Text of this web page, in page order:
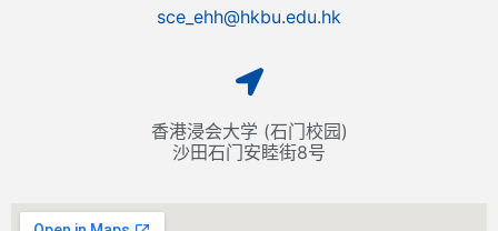
sce_ehh@hkbu.edu.hk
香港浸会大学 (石门校园)
沙田石门安睦街8号